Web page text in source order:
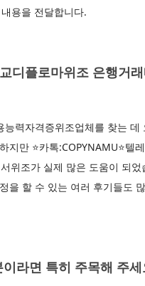
용을 전달합니다.
디플로마위조 은행거
력자격증위조업체를 찾는
만 ⭐카톡:COPYNAMU⭐텔
위조가 실제 많은 도움이 되
을 할 수 있는 여러 후기들도
라면 특히 주목해 주